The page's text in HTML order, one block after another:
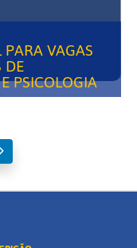
VAGAS
PSICOLOGIA